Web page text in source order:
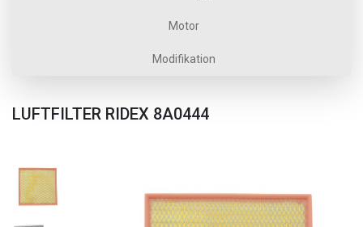
Motor
Modifikation
LUFTFILTER RIDEX 8A0444